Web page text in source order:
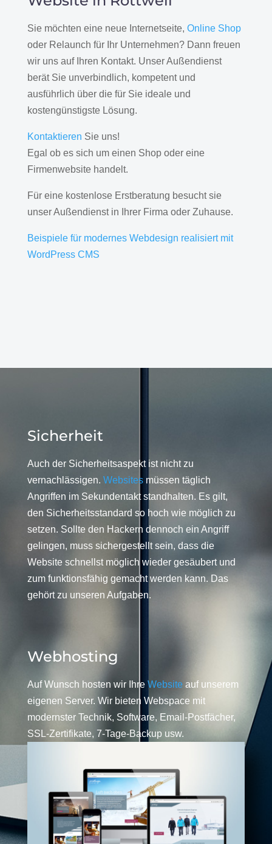
Sie möchten eine neue Internetseite, Online Shop
oder Relaunch für Ihr Unternehmen? Dann freuen
wir uns auf Ihren Kontakt. Unser Außendienst
berät Sie unverbindlich, kompetent und
ausführlich über die für Sie ideale und
kostengünstigste Lösung.
Kontaktieren Sie uns!
Egal ob es sich um einen Shop oder eine
Firmenwebsite handelt.
Für eine kostenlose Erstberatung besucht sie
unser Außendienst in Ihrer Firma oder Zuhause.
Beispiele für modernes Webdesign realisiert mit
WordPress CMS
Sicherheit
Auch der Sicherheitsaspekt ist nicht zu
vernachlässigen. Websitesmüssen täglich
Angriffen im Sekundentakt standhalten. Es gilt,
den Sicherheitsstandard so hoch wie möglich zu
setzen. Sollte den Hackern dennoch ein Angriff
gelingen, muss sichergestellt sein, dass die
Website schnellst möglich wieder gesäubert und
zum funktionsfähig gemacht werden kann. Das
gehört zu unseren Aufgaben.
Webhosting
Auf Wunsch hosten wir Ihre Website auf unserem
eigenen Server. Wir bieten Webspace mit
modernster Technik, Software, Email-Postfächer,
SSL-Zertifikate, 7-Tage-Backup usw.